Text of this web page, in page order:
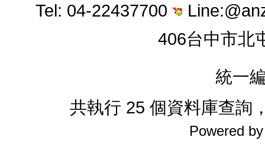
Tel: 04-22437700
406台中市北
統一
共執行 25 個資料庫查詢
Powered